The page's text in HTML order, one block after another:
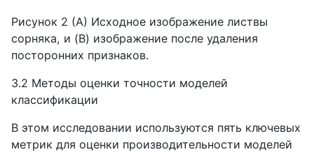
Рисунок 2 (A) Исходное изображение листвы
сорняка, и (B) изображение после удаления
посторонних признаков.
3.2 Методы оценки точности моделей
классификации
В этом исследовании используются пять ключевых
метрик для оценки производительности моделей